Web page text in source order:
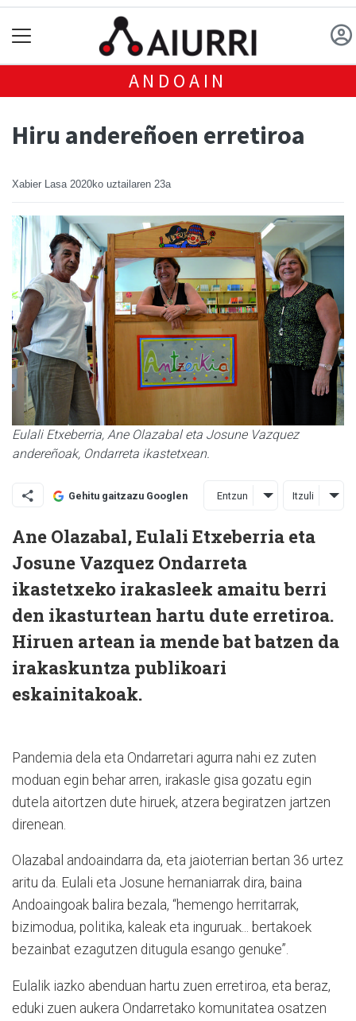
ANDOAIN
Hiru andereñoen erretiroa
Xabier Lasa 2020ko uztailaren 23a
Eulali Etxeberria, Ane Olazabal eta Josune Vazquez
andereñoak, Ondarreta ikastetxean.
Gehitu gaitzazu Googlen Entzun Itzuli
Ane Olazabal, Eulali Etxeberria eta
Josune Vazquez Ondarreta
ikastetxeko irakasleek amaitu berri
den ikasturtean hartu dute erretiroa.
Hiruen artean ia mende bat batzen da
irakaskuntza publikoari
eskainitakoak.
Pandemia dela eta Ondarretari agurra nahi ez zuten
moduan egin behar arren, irakasle gisa gozatu egin
dutela aitortzen dute hiruek, atzera begiratzen jartzen
direnean.
Olazabal andoaindarra da, eta jaioterrian bertan 36 urtez
aritu da. Eulali eta Josune hernaniarrak dira, baina
Andoaingoak balira bezala, “hemengo herritarrak,
bizimodua, politika, kaleak eta inguruak... bertakoek
bezainbat ezagutzen ditugula esango genuke”.
Eulalik iazko abenduan hartu zuen erretiroa, eta beraz,
eduki zuen aukera Ondarretako komunitatea osatzen